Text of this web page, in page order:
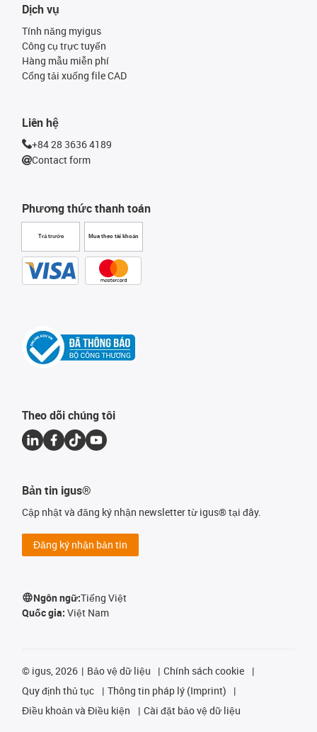
Phương thức thanh toán
Trả trước Mua theo tài khoản
Dịch vụ
Tính năng myigus
Công cụ trực tuyến
Hàng mẫu miễn phí
Cổng tải xuống file CAD
Liên hệ
+84 28 3636 4189
Contact form
Theo dõi chúng tôi
Bản tin igus®
Cập nhật và đăng ký nhận newsletter từ igus® tại đây.
Đăng ký nhận bản tin
Ngôn ngữ:Tiếng Việt
Quốc gia: Việt Nam
© igus, 2026 Bảo vệ dữ liệu
Chính sách cookie
Quy định thủ tục
Thông tin pháp lý (Imprint)
Điều khoản và Điều kiện
Cài đặt bảo vệ dữ liệu